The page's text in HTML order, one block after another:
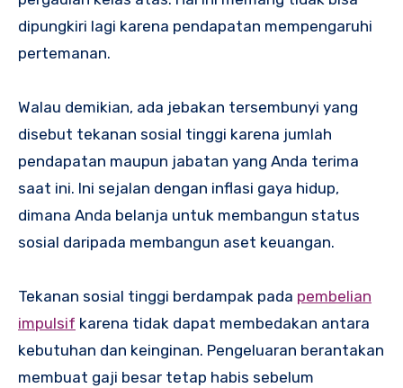
dipungkiri lagi karena pendapatan mempengaruhi
pertemanan.
Walau demikian, ada jebakan tersembunyi yang
disebut tekanan sosial tinggi karena jumlah
pendapatan maupun jabatan yang Anda terima
saat ini. Ini sejalan dengan inflasi gaya hidup,
dimana Anda belanja untuk membangun status
sosial daripada membangun aset keuangan.
Tekanan sosial tinggi berdampak pada pembelian
impulsif karena tidak dapat membedakan antara
kebutuhan dan keinginan. Pengeluaran berantakan
membuat gaji besar tetap habis sebelum